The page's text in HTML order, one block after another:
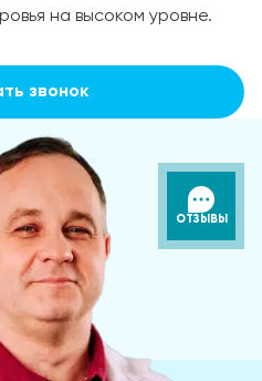
на высоком уровне.
звонок
ОТЗЫВЫ